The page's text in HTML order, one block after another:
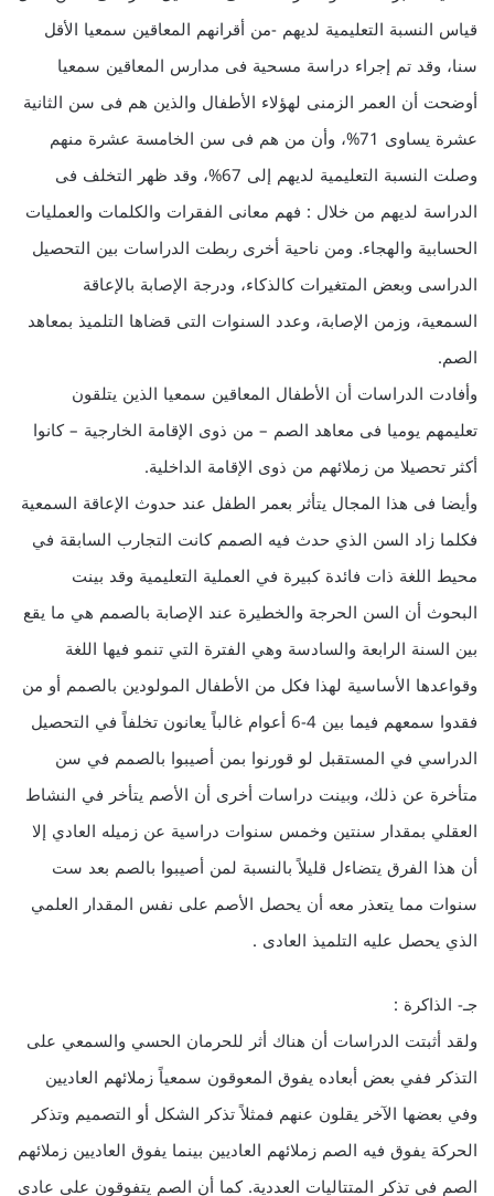
قياس النسبة التعليمية لديهم -من أقرانهم المعاقين سمعيا الأقل
سنا، وقد تم إجراء دراسة مسحية فى مدارس المعاقين سمعيا
أوضحت أن العمر الزمنى لهؤلاء الأطفال والذين هم فى سن الثانية
عشرة يساوى 71%، وأن من هم فى سن الخامسة عشرة منهم
وصلت النسبة التعليمية لديهم إلى 67%، وقد ظهر التخلف فى
الدراسة لديهم من خلال : فهم معانى الفقرات والكلمات والعمليات
الحسابية والهجاء. ومن ناحية أخرى ربطت الدراسات بين التحصيل
الدراسى وبعض المتغيرات كالذكاء، ودرجة الإصابة بالإعاقة
السمعية، وزمن الإصابة، وعدد السنوات التى قضاها التلميذ بمعاهد
الصم.
وأفادت الدراسات أن الأطفال المعاقين سمعيا الذين يتلقون
تعليمهم يوميا فى معاهد الصم – من ذوى الإقامة الخارجية – كانوا
أكثر تحصيلا من زملائهم من ذوى الإقامة الداخلية.
وأيضا فى هذا المجال يتأثر بعمر الطفل عند حدوث الإعاقة السمعية
فكلما زاد السن الذي حدث فيه الصمم كانت التجارب السابقة في
محيط اللغة ذات فائدة كبيرة في العملية التعليمية وقد بينت
البحوث أن السن الحرجة والخطيرة عند الإصابة بالصمم هي ما يقع
بين السنة الرابعة والسادسة وهي الفترة التي تنمو فيها اللغة
وقواعدها الأساسية لهذا فكل من الأطفال المولودين بالصمم أو من
فقدوا سمعهم فيما بين 4-6 أعوام غالباً يعانون تخلفاً في التحصيل
الدراسي في المستقبل لو قورنوا بمن أصيبوا بالصمم في سن
متأخرة عن ذلك، وبينت دراسات أخرى أن الأصم يتأخر في النشاط
العقلي بمقدار سنتين وخمس سنوات دراسية عن زميله العادي إلا
أن هذا الفرق يتضاءل قليلاً بالنسبة لمن أصيبوا بالصم بعد ست
سنوات مما يتعذر معه أن يحصل الأصم على نفس المقدار العلمي
الذي يحصل عليه التلميذ العادى .
جـ- الذاكرة :
ولقد أثبتت الدراسات أن هناك أثر للحرمان الحسي والسمعي على
التذكر ففي بعض أبعاده يفوق المعوقون سمعياً زملائهم العاديين
وفي بعضها الآخر يقلون عنهم فمثلاً تذكر الشكل أو التصميم وتذكر
الحركة يفوق فيه الصم زملائهم العاديين بينما يفوق العاديين زملائهم
الصم في تذكر المتتاليات العددية. كما أن الصم يتفوقون علي عادي